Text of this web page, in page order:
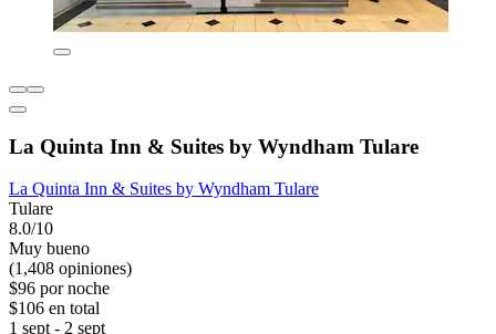
La Quinta Inn & Suites by Wyndham Tulare
La Quinta Inn & Suites by Wyndham Tulare
Tulare
8.0/10
Muy bueno
(1,408 opiniones)
$96 por noche
$106 en total
1 sept - 2 sept